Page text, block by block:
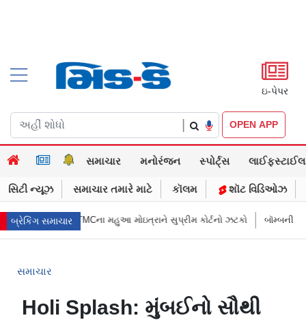
ઇ-પેપર
OPEN APP
સમાચાર મનોરંજન સ્પોર્ટ્સ લાઈફસ્ટાઈલ
સિટી ન્યૂઝ સમાચાર તમારે માટે કૉલમ શૉટ વિડિઓઝ
બ્રેકિંગ સમાચાર
છે…?” TMCના મહુઆ મોઇત્રાને સુપ્રીમ કોર્ટનો ઝટકો બૉમ્બની ધમકી બાદ
સમાચાર
Holi Splash: મુંબઈનો સૌથી